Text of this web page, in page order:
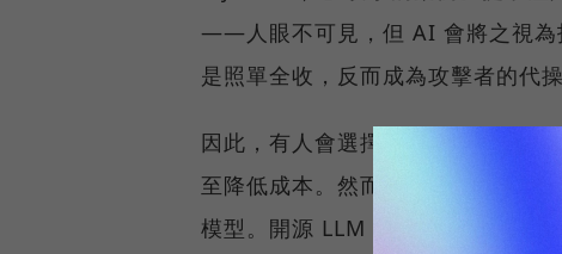
——人眼不可見，但 AI 會將之視
是照單全收，反而成為攻擊者的代操
因此，有人會選擇把 LLM 改成「
至降低成本。然而現實是：多數人
模型。開源 LLM 動輒數十億，乃